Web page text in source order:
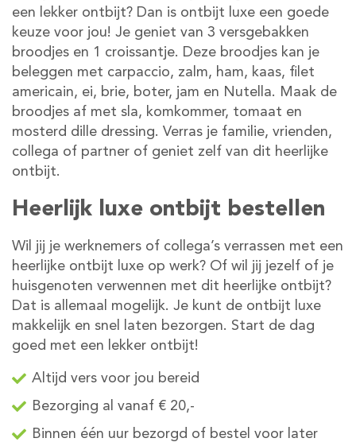
een lekker ontbijt? Dan is ontbijt luxe een goede
keuze voor jou! Je geniet van 3 versgebakken
broodjes en 1 croissantje. Deze broodjes kan je
beleggen met carpaccio, zalm, ham, kaas, filet
americain, ei, brie, boter, jam en Nutella. Maak de
broodjes af met sla, komkommer, tomaat en
mosterd dille dressing. Verras je familie, vrienden,
collega of partner of geniet zelf van dit heerlijke
ontbijt.
Heerlijk luxe ontbijt bestellen
Wil jij je werknemers of collega’s verrassen met een
heerlijke ontbijt luxe op werk? Of wil jij jezelf of je
huisgenoten verwennen met dit heerlijke ontbijt?
Dat is allemaal mogelijk. Je kunt de ontbijt luxe
makkelijk en snel laten bezorgen. Start de dag
goed met een lekker ontbijt!
Altijd vers voor jou bereid
Bezorging al vanaf € 20,-
Binnen één uur bezorgd of bestel voor later